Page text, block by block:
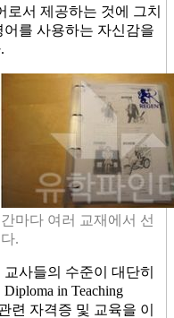
서 제공하는 것에 그치
를 사용하는 자신감을
마다 여러 교재에서 선
.
사들의 수준이 대단히
in Teaching
련 자격증 및 교육을 이